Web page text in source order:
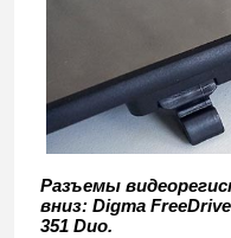
Разъемы
вниз: Digma
351 Duo.